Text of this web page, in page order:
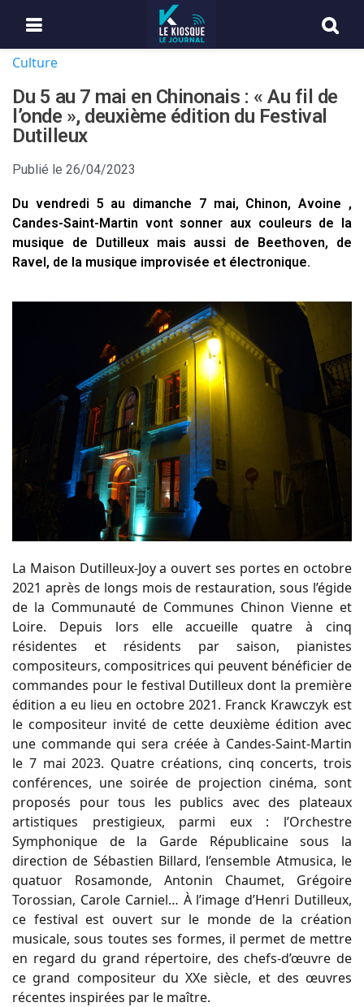
Culture
Du 5 au 7 mai en Chinonais : « Au fil de
l’onde », deuxième édition du Festival
Dutilleux
Publié le 26/04/2023
Du vendredi 5 au dimanche 7 mai, Chinon, Avoine ,
Candes-Saint-Martin vont sonner aux couleurs de la
musique de Dutilleux mais aussi de Beethoven, de
Ravel, de la musique improvisée et électronique.
La Maison Dutilleux-Joy a ouvert ses portes en octobre
2021 après de longs mois de restauration, sous l’égide
de la Communauté de Communes Chinon Vienne et
Loire. Depuis lors elle accueille quatre à cinq
résidentes et résidents par saison, pianistes
compositeurs, compositrices qui peuvent bénéficier de
commandes pour le festival Dutilleux dont la première
édition a eu lieu en octobre 2021. Franck Krawczyk est
le compositeur invité de cette deuxième édition avec
une commande qui sera créée à Candes-Saint-Martin
le 7 mai 2023. Quatre créations, cinq concerts, trois
conférences, une soirée de projection cinéma, sont
proposés pour tous les publics avec des plateaux
artistiques prestigieux, parmi eux : l’Orchestre
Symphonique de la Garde Républicaine sous la
direction de Sébastien Billard, l’ensemble Atmusica, le
quatuor Rosamonde, Antonin Chaumet, Grégoire
Torossian, Carole Carniel… À l’image d’Henri Dutilleux,
ce festival est ouvert sur le monde de la création
musicale, sous toutes ses formes, il permet de mettre
en regard du grand répertoire, des chefs-d’œuvre de
ce grand compositeur du XXe siècle, et des œuvres
récentes inspirées par le maître.